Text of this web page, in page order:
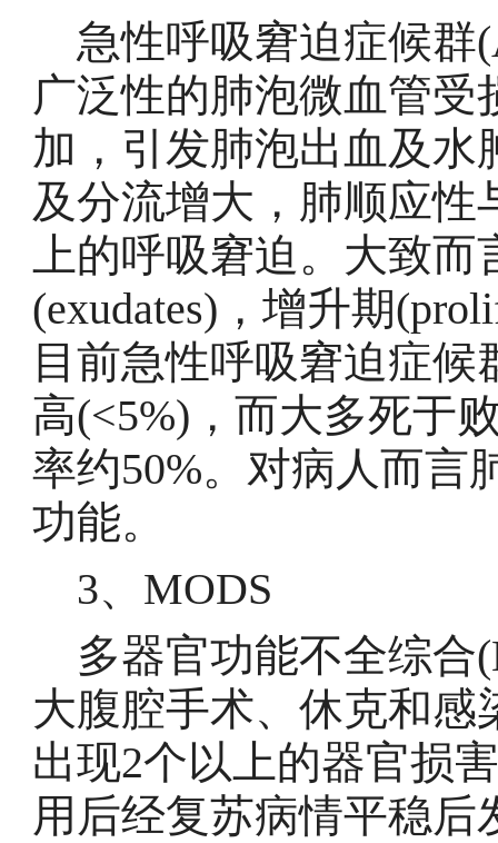
急性呼吸窘迫症候群
广泛性的肺泡微血管
加，引发肺泡出血及
及分流增大，肺顺应
上的呼吸窘迫。大致而
(exudates)，增升期
目前急性呼吸窘迫症
高(<5%)，而大多死于
率约50%。对病人而言
功能。
3、MODS
多器官功能不全综合
大腹腔手术、休克和
出现2个以上的器官损
用后经复苏病情平稳后